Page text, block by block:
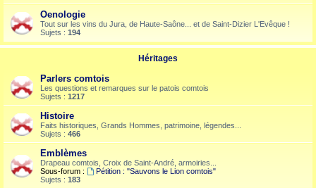
Oenologie
Tout sur les vins du Jura, de Haute-Saône... et de Saint-Dizier L'Evêque !
Sujets : 194
Héritages
Parlers comtois
Les questions et remarques sur le patois comtois
Sujets : 1217
Histoire
Faits historiques, Grands Hommes, patrimoine, légendes...
Sujets : 466
Emblèmes
Drapeau comtois, Croix de Saint-André, armoiries...
Sous-forum :
Pétition : "Sauvons le Lion comtois"
Sujets : 183